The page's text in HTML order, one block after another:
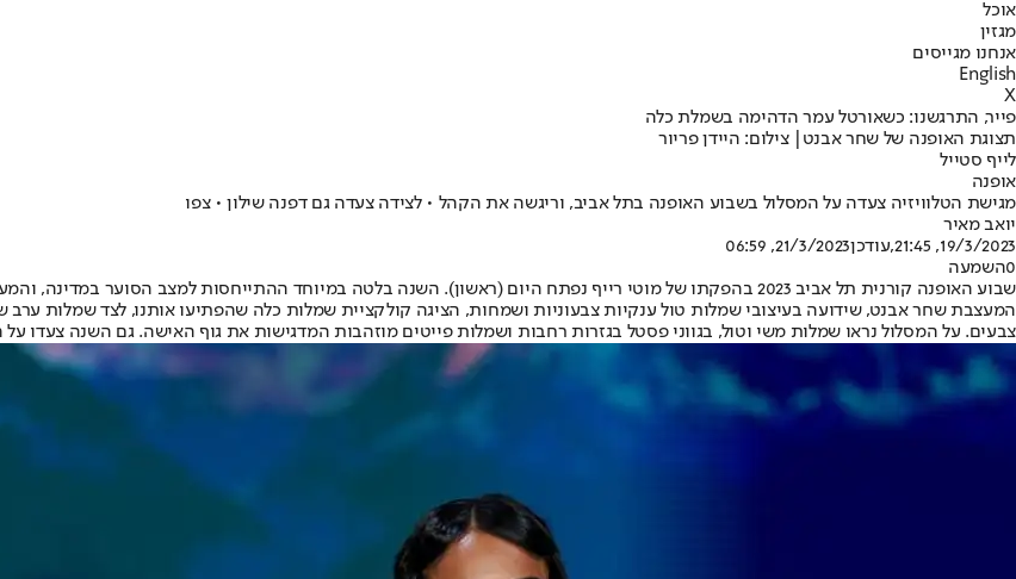
אוכל
מגזין
אנחנו מגייסים
English
X
פייר, התרגשנו: כשאורטל עמר הדהימה בשמלת כלה
תצוגת האופנה של שחר אבנט| צילום: היידן פריור
לייף סטייל
אופנה
מגישת הטלוויזיה צעדה על המסלול בשבוע האופנה בתל אביב, וריגשה את הקהל • לצידה צעדה גם דפנה שילון • צפו
יואב מאיר
19/3/2023, 21:45
,עודכן21/3/2023, 06:59
0השמעה
שבוע האופנה קורנית תל אביב 2023 בהפקתו של מוטי רייף נפתח היום (ראשון). השנה בלטה במיוחד ההתייחסות למצב הסוער במדינה, והמעצבים השונים נותנים את התייחסותם על ידי עיצוב פריטים ברוח התקופה.
המעצבת שחר אבנט, שידועה בעיצובי שמלות טול ענקיות צבעוניות ושמחות, הציגה קולקציית שמלות כלה שהפתיעו אותנו, לצד שמלות
צבעים. על המסלול נראו שמלות משי וטול, בגווני פסטל בגזרות רחבות ושמלות פייטים מוזהבות המדגישות את גוף האישה. גם השנה צעדו